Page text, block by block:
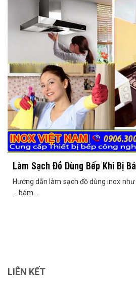
Làm Sạch Đồ Dùng Bếp Khi Bị
Hướng dẫn làm sạch đồ dùng inox như
… bám...
LIÊN KẾT